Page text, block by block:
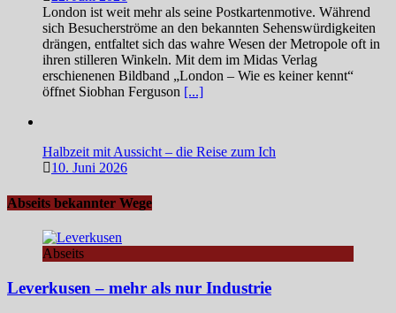
London ist weit mehr als seine Postkartenmotive. Während
sich Besucherströme an den bekannten Sehenswürdigkeiten
drängen, entfaltet sich das wahre Wesen der Metropole oft in
ihren stilleren Winkeln. Mit dem im Midas Verlag
erschienenen Bildband „London – Wie es keiner kennt“
öffnet Siobhan Ferguson [...]
Halbzeit mit Aussicht – die Reise zum Ich
10. Juni 2026
Abseits bekannter Wege
Abseits
Leverkusen – mehr als nur Industrie